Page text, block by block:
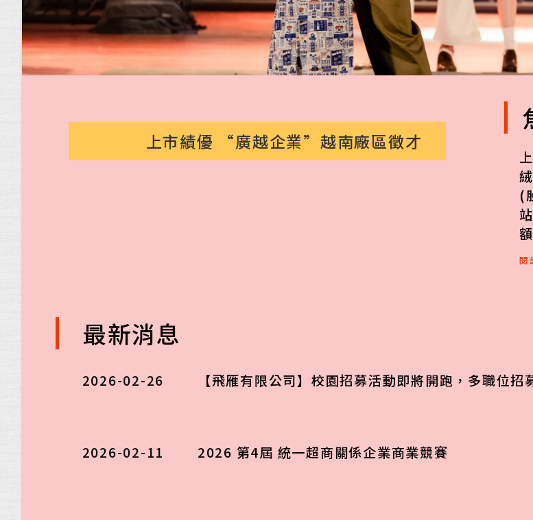
上市績優 “廣越企業”越南廠區徵才
(
閱
最新消息
2026-02-26 【飛雁有限公司】校園招募活動即將開跑，多職位招
2026-02-11
2026 第4屆 統一超商關係企業商業競賽